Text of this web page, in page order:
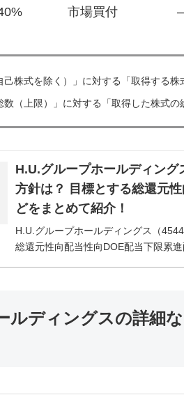
市場買付
株式を除く）」に対する「取得する株
（上限）」に対する「取得した株式の
H.U.グループホールディン
方針は？ 目標とする総還元
どをまとめて紹介！
H.U.グループホールディングス（
総還元性向配当性向DOE配当下限
ルディングスの詳細